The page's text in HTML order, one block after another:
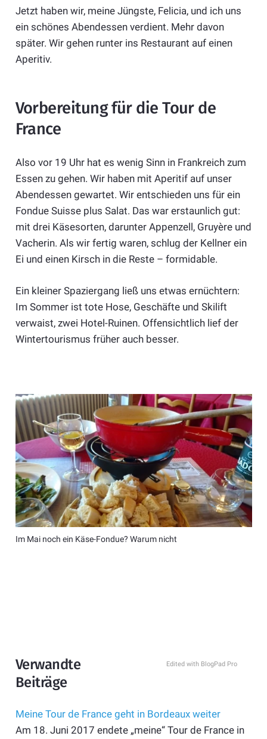
Jetzt haben wir, meine Jüngste, Felicia, und ich uns
ein schönes Abendessen verdient. Mehr davon
später. Wir gehen runter ins Restaurant auf einen
Aperitiv.
Vorbereitung für die Tour de
France
Also vor 19 Uhr hat es wenig Sinn in Frankreich zum
Essen zu gehen. Wir haben mit Aperitif auf unser
Abendessen gewartet. Wir entschieden uns für ein
Fondue Suisse plus Salat. Das war erstaunlich gut:
mit drei Käsesorten, darunter Appenzell, Gruyère und
Vacherin. Als wir fertig waren, schlug der Kellner ein
Ei und einen Kirsch in die Reste – formidable.
Ein kleiner Spaziergang ließ uns etwas ernüchtern:
Im Sommer ist tote Hose, Geschäfte und Skilift
verwaist, zwei Hotel-Ruinen. Offensichtlich lief der
Wintertourismus früher auch besser.
Im Mai noch ein Käse-Fondue? Warum nicht
Edited with BlogPad Pro
Verwandte
Beiträge
Meine Tour de France geht in Bordeaux weiter
Am 18. Juni 2017 endete „meine“ Tour de France in